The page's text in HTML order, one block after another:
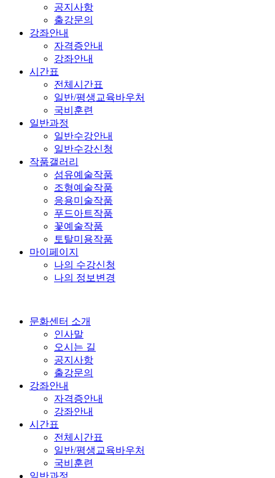
공지사항
출강문의
강좌안내
자격증안내
강좌안내
시간표
전체시간표
일반/평생교육바우처
국비훈련
일반과정
일반수강안내
일반수강신청
작품갤러리
섬유예술작품
조형예술작품
응용미술작품
푸드아트작품
꽃예술작품
토탈미용작품
마이페이지
나의 수강신청
나의 정보변경
문화센터 소개
인사말
오시는 길
공지사항
출강문의
강좌안내
자격증안내
강좌안내
시간표
전체시간표
일반/평생교육바우처
국비훈련
일반과정